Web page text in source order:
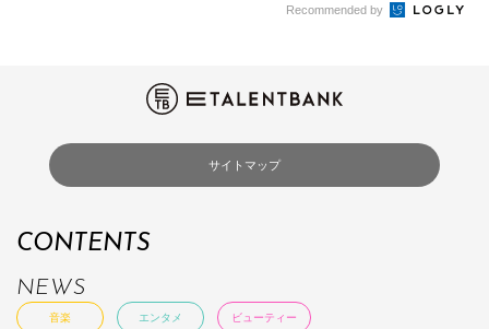
Recommended by
サイトマップ
CONTENTS
NEWS
音楽 エンタメ ビューティー